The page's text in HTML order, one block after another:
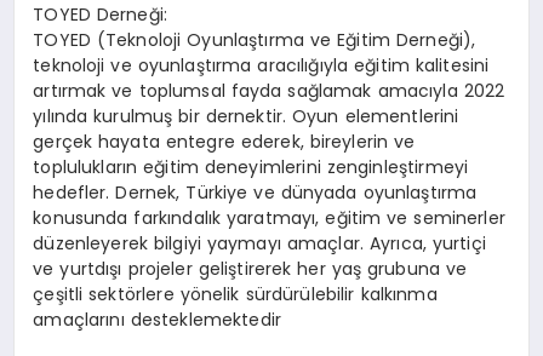
TOYED Derneği:
TOYED (Teknoloji Oyunlaştırma ve Eğitim Derneği),
teknoloji ve oyunlaştırma aracılığıyla eğitim kalitesini
artırmak ve toplumsal fayda sağlamak amacıyla 2022
yılında kurulmuş bir dernektir. Oyun elementlerini
gerçek hayata entegre ederek, bireylerin ve
toplulukların eğitim deneyimlerini zenginleştirmeyi
hedefler. Dernek, Türkiye ve dünyada oyunlaştırma
konusunda farkındalık yaratmayı, eğitim ve seminerler
düzenleyerek bilgiyi yaymayı amaçlar. Ayrıca, yurtiçi
ve yurtdışı projeler geliştirerek her yaş grubuna ve
çeşitli sektörlere yönelik sürdürülebilir kalkınma
amaçlarını desteklemektedir​